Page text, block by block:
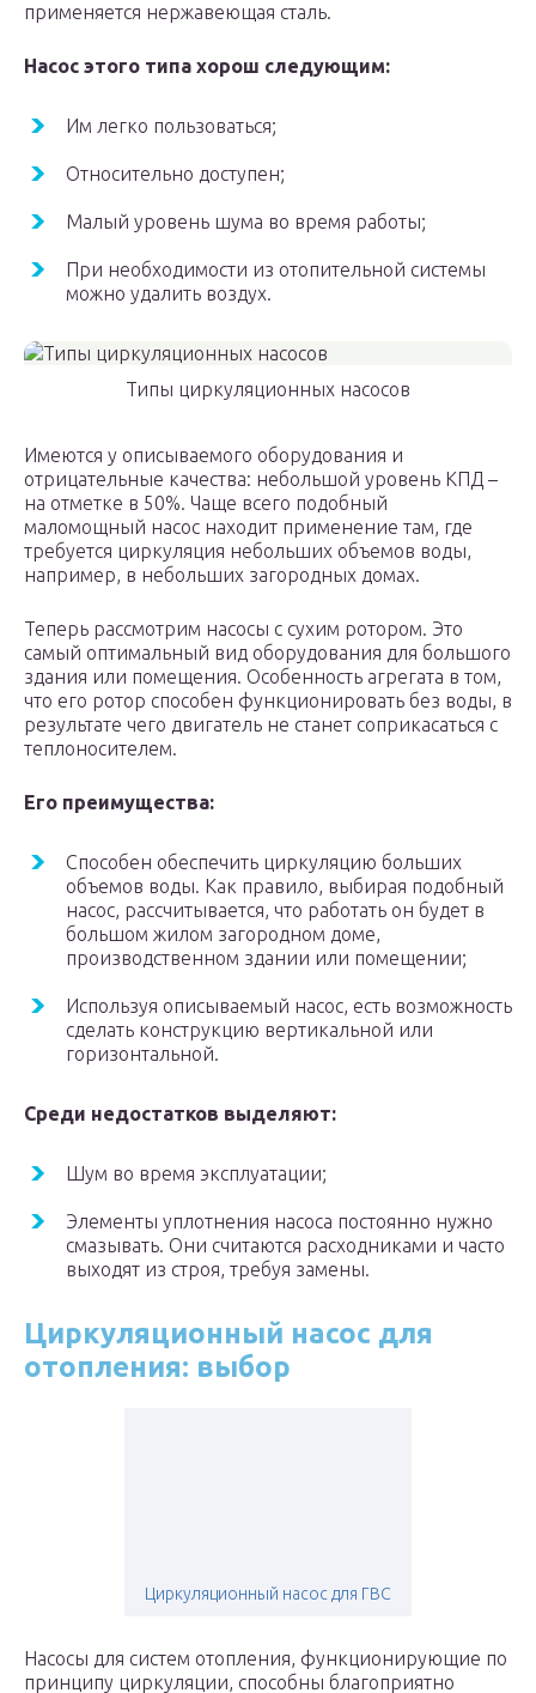
применяется нержавеющая сталь.
Насос этого типа хорош следующим:
Им легко пользоваться;
Относительно доступен;
Малый уровень шума во время работы;
При необходимости из отопительной системы
можно удалить воздух.
Типы циркуляционных насосов
Имеются у описываемого оборудования и
отрицательные качества: небольшой уровень КПД –
на отметке в 50%. Чаще всего подобный
маломощный насос находит применение там, где
требуется циркуляция небольших объемов воды,
например, в небольших загородных домах.
Теперь рассмотрим насосы с сухим ротором. Это
самый оптимальный вид оборудования для большого
здания или помещения. Особенность агрегата в том,
что его ротор способен функционировать без воды, в
результате чего двигатель не станет соприкасаться с
теплоносителем.
Его преимущества:
Способен обеспечить циркуляцию больших
объемов воды. Как правило, выбирая подобный
насос, рассчитывается, что работать он будет в
большом жилом загородном доме,
производственном здании или помещении;
Используя описываемый насос, есть возможность
сделать конструкцию вертикальной или
горизонтальной.
Среди недостатков выделяют:
Шум во время эксплуатации;
Элементы уплотнения насоса постоянно нужно
смазывать. Они считаются расходниками и часто
выходят из строя, требуя замены.
Циркуляционный насос для
отопления: выбор
Циркуляционный насос для ГВС
Насосы для систем отопления, функционирующие по
принципу циркуляции, способны благоприятно